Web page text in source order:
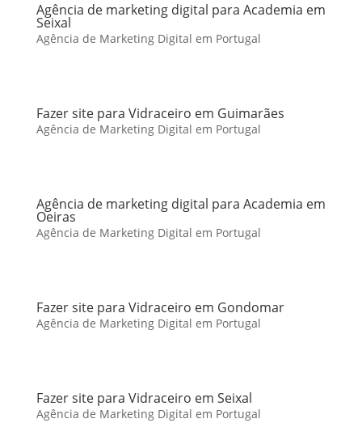
Agência de marketing digital para Academia em
Seixal
Agência de Marketing Digital em Portugal
Fazer site para Vidraceiro em Guimarães
Agência de Marketing Digital em Portugal
Agência de marketing digital para Academia em
Oeiras
Agência de Marketing Digital em Portugal
Fazer site para Vidraceiro em Gondomar
Agência de Marketing Digital em Portugal
Fazer site para Vidraceiro em Seixal
Agência de Marketing Digital em Portugal